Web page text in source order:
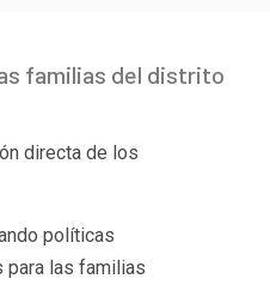
familias del distrito
directa de los
políticas
para las familias